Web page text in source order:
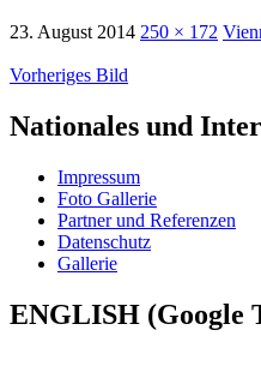
23. August 2014 250 × 172
Vorheriges Bild
Nationales und
Impressum
Foto Gallerie
Partner und Referenzen
Datenschutz
Gallerie
ENGLISH (Google